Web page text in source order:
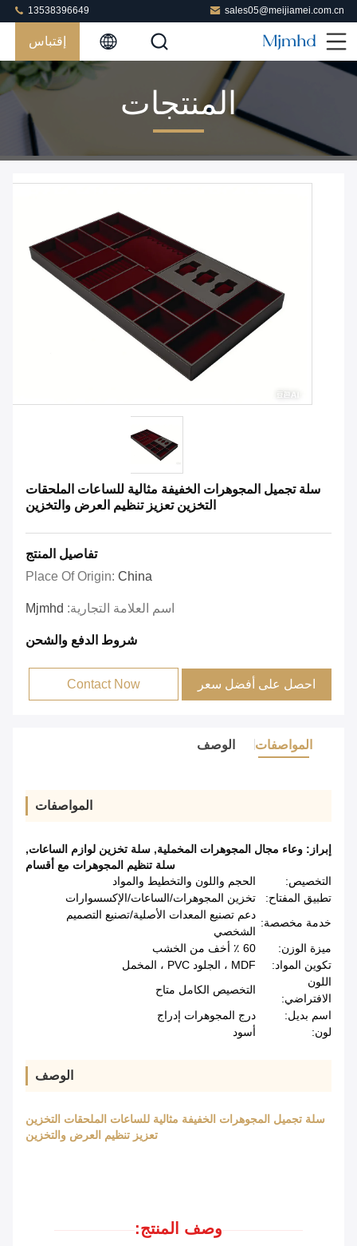
sales05@meijiamei.com.cn
13538396649
إقتباس
المنتجات
سلة تجميل المجوهرات الخفيفة مثالية للساعات الملحقات
التخزين تعزيز تنظيم العرض والتخزين
تفاصيل المنتج
Place Of Origin: China
اسم العلامة التجارية: Mjmhd
شروط الدفع والشحن
احصل على أفضل سعر Contact Now
المواصفات الوصف
المواصفات
إبراز: وعاء مجال المجوهرات المخملية, سلة تخزين لوازم الساعات,
سلة تنظيم المجوهرات مع أقسام
التخصيص:
الحجم واللون والتخطيط والمواد
تطبيق المفتاح:
تخزين المجوهرات/الساعات/الإكسسوارات
خدمة مخصصة:
دعم تصنيع المعدات الأصلية/تصنيع التصميم
الشخصي
ميزة الوزن:
60 ٪ أخف من الخشب
تكوين المواد:
MDF ، الجلود PVC ، المخمل
اللون
الافتراضي:
التخصيص الكامل متاح
اسم بديل:
درج المجوهرات إدراج
لون:
أسود
الوصف
سلة تجميل المجوهرات الخفيفة مثالية للساعات الملحقات التخزين
تعزيز تنظيم العرض والتخزين
وصف المنتج: